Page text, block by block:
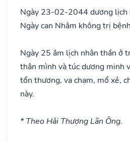
Ngày 23-02-2044 dương lịch
Ngày can Nhâm không trị
Ngày 25 âm lịch nhân thần ở
thân mình và túc dương minh
tổn thương, va chạm, mổ xẻ,
này.
* Theo Hải Thượng Lãn Ông.